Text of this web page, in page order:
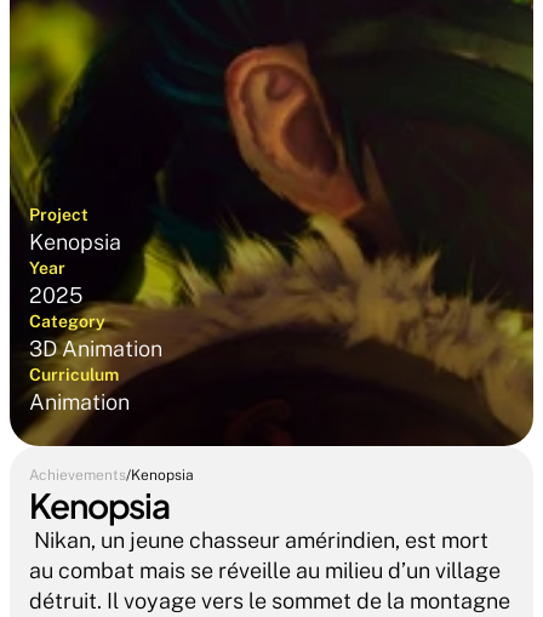
Project
Kenopsia
Year
2025
Category
3D Animation
Curriculum
Animation
Achievements/Kenopsia
Kenopsia
au combat mais se réveille au milieu d’un village
détruit. Il voyage vers le sommet de la montagne